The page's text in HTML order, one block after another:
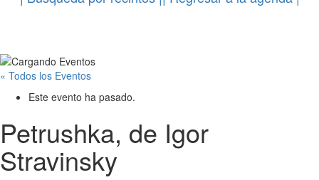
« Todos los Eventos
Este evento ha pasado.
Petrushka, de Igor
Stravinsky